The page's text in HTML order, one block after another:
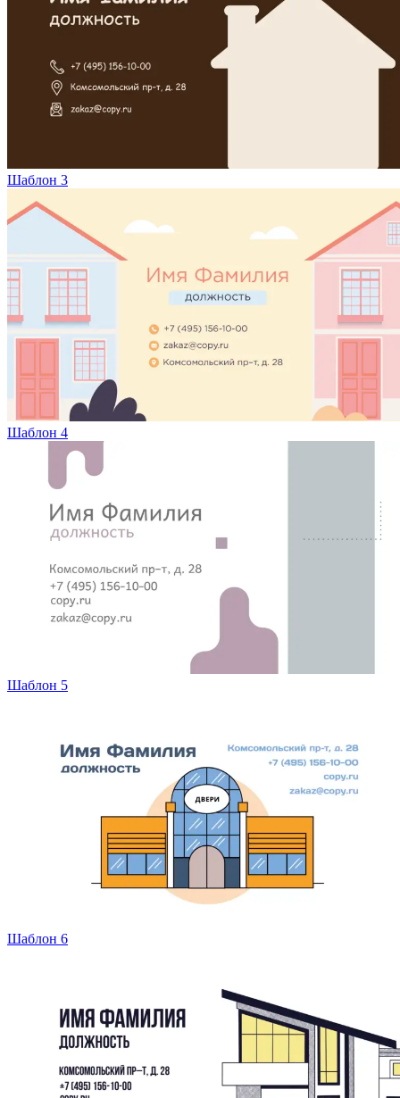
Арендодателям
Франшиза
Шаблон 3
Шаблон 4
Шаблон 5
Шаблон 6